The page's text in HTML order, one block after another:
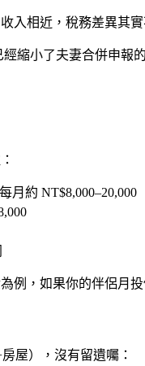
入相近，稅務差異其實
經縮小了夫妻合併申
月約 NT$8,000–20,000
例，如果你的伴侶月
屋），沒有留遺囑：